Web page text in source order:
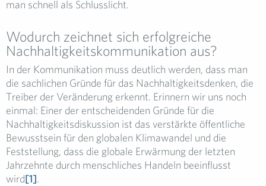
man schnell als Schlusslicht.
Wodurch zeichnet sich erfolgreiche
Nachhaltigkeitskommunikation aus?
In der Kommunikation muss deutlich werden, dass man
die sachlichen Gründe für das Nachhaltigkeitsdenken, die
Treiber der Veränderung erkennt. Erinnern wir uns noch
einmal: Einer der entscheidenden Gründe für die
Nachhaltigkeitsdiskussion ist das verstärkte öffentliche
Bewusstsein für den globalen Klimawandel und die
Feststellung, dass die globale Erwärmung der letzten
Jahrzehnte durch menschliches Handeln beeinflusst
wird[1].